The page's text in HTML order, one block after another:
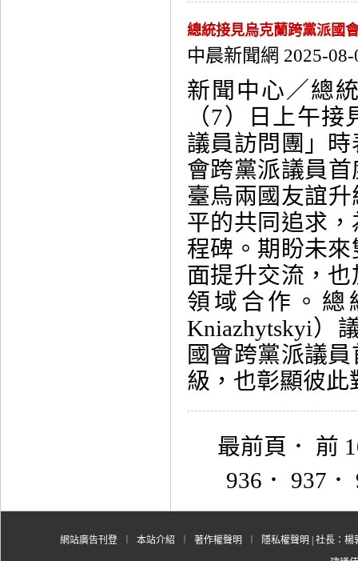
總統接見烏克蘭跨黨派國
中晨新聞網 2025-08-
新聞中心／總
（7）日上午
議員訪問團」
會跨黨派議員
臺烏兩國友誼
平的共同追求
程碑。期盼未
面提升交流，
領域合作。總
Kniazhytskyi）
國會跨黨派議
級，也彰顯彼此
最前頁 ． 前
936 ． 937 ．
網站廣告刊登 本站介紹 著作權聲明 隱私權聲明 | 社長：